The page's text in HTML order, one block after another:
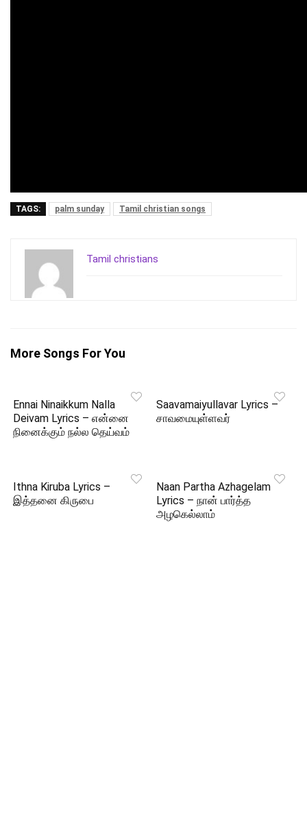
TAGS: palm sunday Tamil christian songs
Tamil christians
More Songs For You
Ennai Ninaikkum Nalla
Deivam Lyrics – என்னை
நினைக்கும் நல்ல தெய்வம்
Saavamaiyullavar Lyrics –
சாவமையுள்ளவர்
Ithna Kiruba Lyrics –
இத்தனை கிருபை
Naan Partha Azhagelam
Lyrics – நான் பார்த்த
அழகெல்லாம்